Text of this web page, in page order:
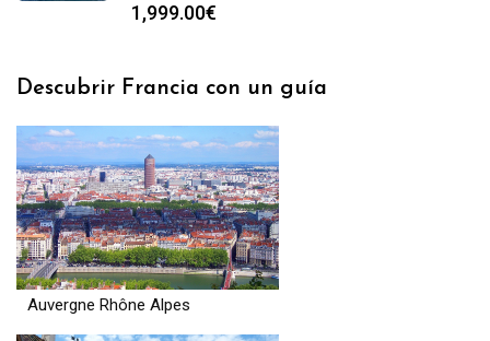
1,999.00€
Descubrir Francia con un guía
Auvergne Rhône Alpes